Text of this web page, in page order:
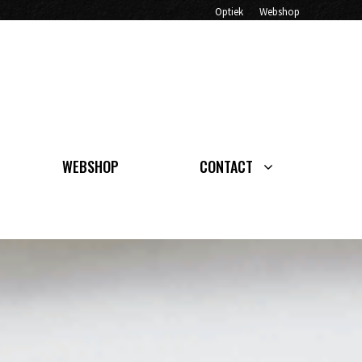
Optiek Webshop
WEBSHOP CONTACT